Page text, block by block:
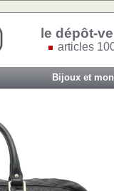
le dépôt-
articles
Bijoux et